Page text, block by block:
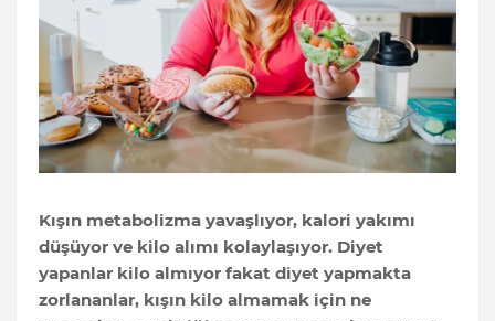
Kışın metabolizma yavaşlıyor, kalori yakımı
düşüyor ve kilo alımı kolaylaşıyor. Diyet
yapanlar kilo almıyor fakat diyet yapmakta
zorlananlar, kışın kilo almamak için ne